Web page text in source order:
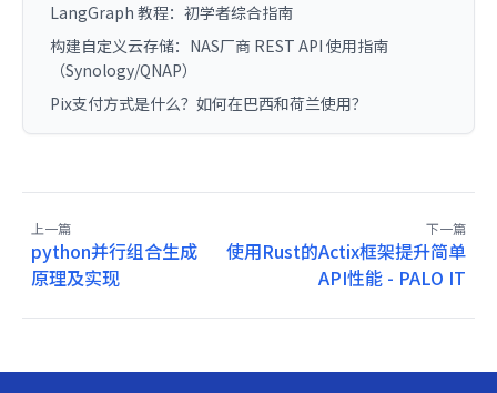
LangGraph 教程：初学者综合指南
构建自定义云存储：NAS厂商 REST API 使用指南
（Synology/QNAP）
Pix支付方式是什么？如何在巴西和荷兰使用？
上一篇
python并行组合生成
原理及实现
下一篇
使用Rust的Actix框架提升简单
API性能 - PALO IT